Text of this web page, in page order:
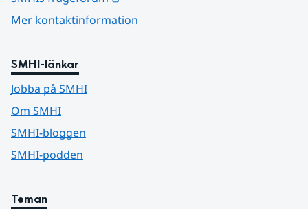
Mer kontaktinformation
SMHI-länkar
Jobba på SMHI
Om SMHI
SMHI-bloggen
SMHI-podden
Teman